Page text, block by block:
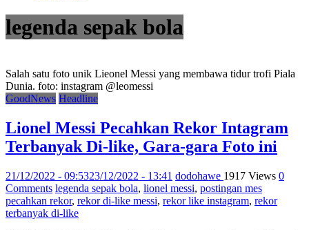
legenda sepak bola
Salah satu foto unik Lieonel Messi yang membawa tidur trofi Piala
Dunia. foto: instagram @leomessi
GoodNews Headline
Lionel Messi Pecahkan Rekor Intagram
Terbanyak Di-like, Gara-gara Foto ini
21/12/2022 - 09:5323/12/2022 - 13:41 dodohawe 1917 Views 0
Comments legenda sepak bola, lionel messi, postingan mes
pecahkan rekor, rekor di-like messi, rekor like instagram, rekor
terbanyak di-like